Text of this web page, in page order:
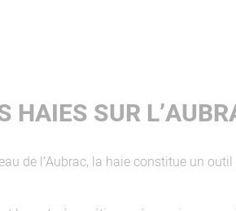
HAIES SUR
de l’Aubrac, la haie constitue un